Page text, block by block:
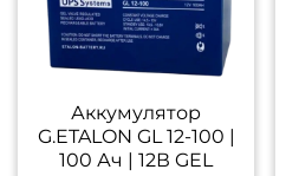
Аккумулятор
G.ETALON GL 12-100 |
100 Ач | 12В GEL